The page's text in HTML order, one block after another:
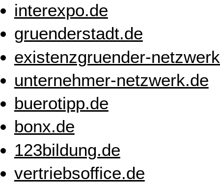
interexpo.de
gruenderstadt.de
existenzgruender-
unternehmer-netzwerk.de
buerotipp.de
bonx.de
123bildung.de
vertriebsoffice.de